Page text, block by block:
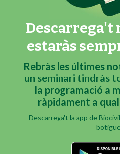
Descarrega't
estaràs
Rebràs les últimes
un seminari tindràs
la programació a
ràpidament a
Descarrega't la app de